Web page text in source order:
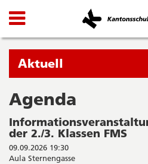
Kanton
Solothurn
Wichtige
Seiten
Startseite
Hauptnavigation
Inhalt
Sitemap
Suche
Navigation
und
Suche
Navigation
Sie
befinden
sich
gerade
in:
Aktuell
Agenda
der 2./3. Klassen FMS
09.09.2026 19:30
Aula Sternengasse